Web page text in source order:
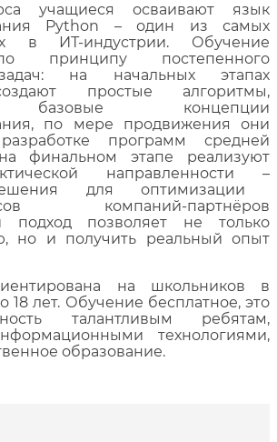
учащиеся осваивают язык
Python –один из самых
в
ИТ‑индустрии. Обучение
принципу постепенного
на начальных этапах
простые алгоритмы,
базовые концепции
, по мере продвижения они
программ средней
финальном этапе реализуют
направленности –
для оптимизации
компаний‑партнёров
подход позволяет не только
но и получить реальный опыт
на школьников в
18 лет. Обучение бесплатное, это
талантливым ребятам,
технологиями,
образование.